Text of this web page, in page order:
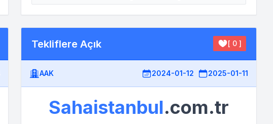
Tekliflere Açık [ 0 ]
AAK 2024-01-12 2025-01-11
Sahaistanbul.com.tr